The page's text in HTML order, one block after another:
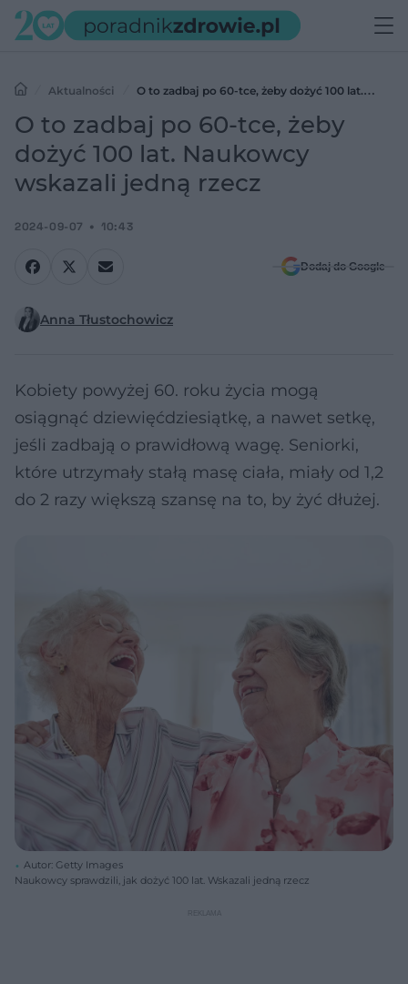
Aktualności
O to zadbaj po 60-tce, żeby dożyć 100 lat.
Naukowcy wskazali jedną rzecz
O to zadbaj po 60-tce, żeby
dożyć 100 lat. Naukowcy
wskazali jedną rzecz
2024-09-07 10:43
Dodaj do Google
Anna Tłustochowicz
Kobiety powyżej 60. roku życia mogą
osiągnąć dziewięćdziesiątkę, a nawet setkę,
jeśli zadbają o prawidłową wagę. Seniorki,
które utrzymały stałą masę ciała, miały od 1,2
do 2 razy większą szansę na to, by żyć dłużej.
Autor: Getty Images
Naukowcy sprawdzili, jak dożyć 100 lat. Wskazali jedną rzecz